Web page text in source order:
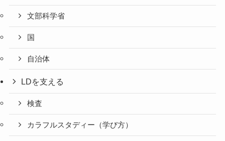
文部科学省
国
自治体
LDを支える
検査
カラフルスタディー（学び方）